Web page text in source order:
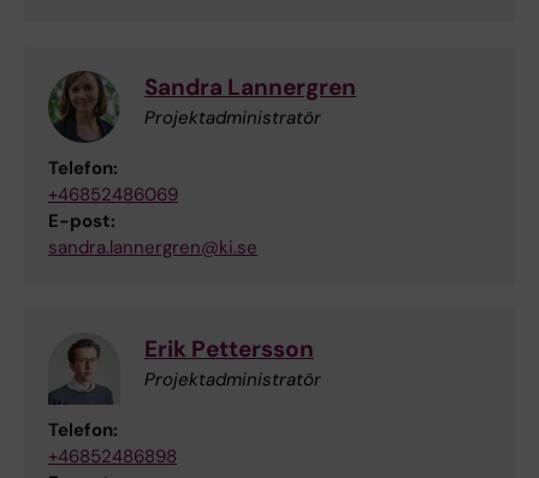
Sandra Lannergren
Projektadministratör
Telefon:
+46852486069
E-post:
sandra.lannergren@ki.se
Erik Pettersson
Projektadministratör
Telefon:
+46852486898